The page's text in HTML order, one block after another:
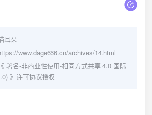
耳朵
www.dage666.cn/archives/14.html
《 署名-非商业性使用-相同方式共享 4.0 国际
》许可协议授权